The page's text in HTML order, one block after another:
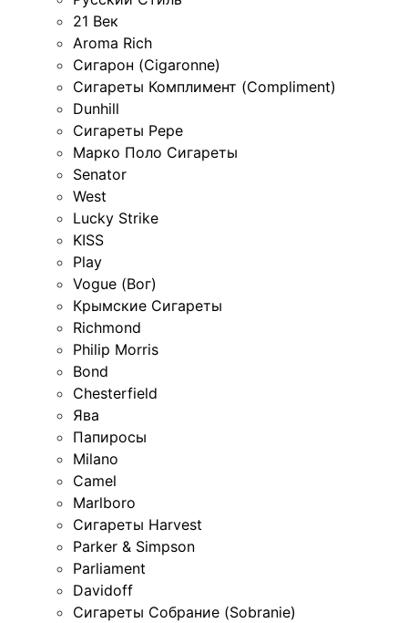
21 Век
Aroma Rich
Сигарон (Cigaronne)
Сигареты Комплимент (Compliment)
Dunhill
Сигареты Pepe
Марко Поло Сигареты
Senator
West
Lucky Strike
KISS
Play
Vogue (Вог)
Крымские Сигареты
Richmond
Philip Morris
Bond
Chesterfield
Ява
Папиросы
Milano
Camel
Marlboro
Сигареты Harvest
Parker & Simpson
Parliament
Davidoff
Сигареты Собрание (Sobranie)